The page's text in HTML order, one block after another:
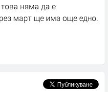
няма да е
март ще има още едно.